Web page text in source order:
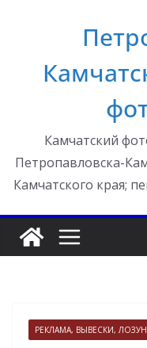
Камчатский
Петропавловска-
Камчатского края;
РЕКЛАМА, ВЫВЕСКИ,